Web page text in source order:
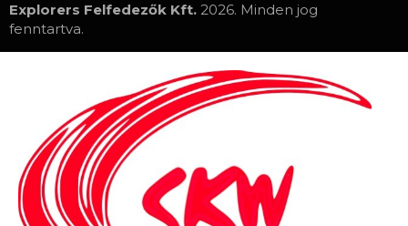
Explorers Felfedezők Kft. 2026. Minden jog
fenntartva.